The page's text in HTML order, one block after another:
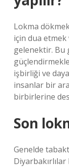
Lokma
için dua
gelenektir. Bu
işbirliği ve
insanlar bir
birbirlerine
Son
Genelde